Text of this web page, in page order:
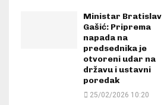
Ministar Bratislav
Gašić: Priprema
napada na
predsednika je
otvoreni udar na
državu i ustavni
poredak
25/02/2026 10:20